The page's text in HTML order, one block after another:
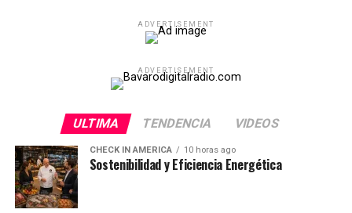
ADVERTISEMENT
ADVERTISEMENT
ULTIMA TENDENCIA VIDEOS
CHECK IN AMERICA 10 horas ago
Sostenibilidad y Eficiencia Energética